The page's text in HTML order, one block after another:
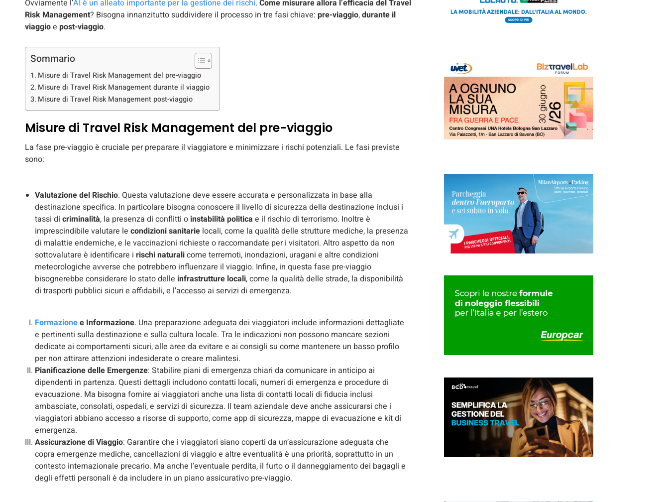
Ovviamente l’AI è un alleato importante per la gestione dei rischi. Come misurare allora l’efficacia del Travel
Risk Management? Bisogna innanzitutto suddividere il processo in tre fasi chiave: pre-viaggio,durante il
viaggioe post-viaggio.
Sommario
Misure di Travel Risk Management del pre-viaggio
Misure di Travel Risk Management durante il viaggio
Misure di Travel Risk Management post-viaggio
Misure di Travel Risk Management del pre-viaggio
La fase pre-viaggio è cruciale per preparare il viaggiatore e minimizzare i rischi potenziali. Le fasi previste
sono:
Valutazione del Rischio. Questa valutazione deve essere accurata e personalizzata in base alla
destinazione specifica. In particolare bisogna conoscere il livello di sicurezza della destinazione inclusi i
tassi di criminalità, la presenza di conflitti o instabilità politica e il rischio di terrorismo. Inoltre è
imprescindibile valutare le condizioni sanitarie locali, come la qualità delle strutture mediche, la presenza
di malattie endemiche, e le vaccinazioni richieste o raccomandate per i visitatori. Altro aspetto da non
sottovalutare è identificare i rischi naturalicome terremoti, inondazioni, uragani e altre condizioni
meteorologiche avverse che potrebbero influenzare il viaggio. Infine, in questa fase pre-viaggio
bisognerebbe considerare lo stato delle infrastrutture locali, come la qualità delle strade, la disponibilità
di trasporti pubblici sicuri e affidabili, e l’accesso ai servizi di emergenza.
Formazionee Informazione. Una preparazione adeguata dei viaggiatori include informazioni dettagliate
e pertinenti sulla destinazione e sulla cultura locale. Tra le indicazioni non possono mancare sezioni
dedicate ai comportamenti sicuri, alle aree da evitare e ai consigli su come mantenere un basso profilo
per non attirare attenzioni indesiderate o creare malintesi.
Pianificazione delle Emergenze: Stabilire piani di emergenza chiari da comunicare in anticipo ai
dipendenti in partenza. Questi dettagli includono contatti locali, numeri di emergenza e procedure di
evacuazione. Ma bisogna fornire ai viaggiatori anche una lista di contatti locali di fiducia inclusi
ambasciate, consolati, ospedali, e servizi di sicurezza. Il team aziendale deve anche assicurarsi che i
viaggiatori abbiano accesso a risorse di supporto, come app di sicurezza, mappe di evacuazione e kit di
emergenza.
Assicurazione di Viaggio: Garantire che i viaggiatori siano coperti da un’assicurazione adeguata che
copra emergenze mediche, cancellazioni di viaggio e altre eventualità è una priorità, soprattutto in un
contesto internazionale precario. Ma anche l’eventuale perdita, il furto o il danneggiamento dei bagagli e
degli effetti personali è da includere in un piano assicurativo pre-viaggio.